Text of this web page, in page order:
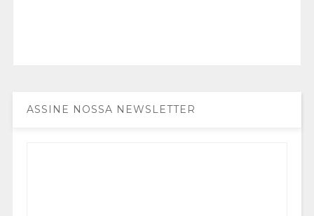
ASSINE NOSSA NEWSLETTER